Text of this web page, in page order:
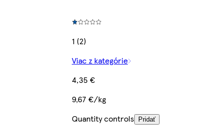
1 (2)
Viac z kategórie
4,35 €
9,67 €/kg
Quantity controls
Pridať